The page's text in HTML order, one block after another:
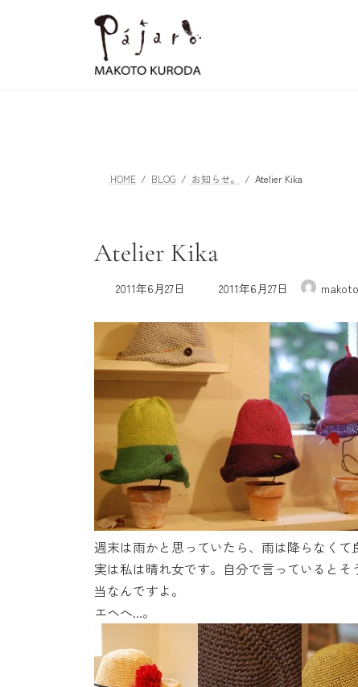
HOME BLOG お知らせ。 Atelier Kika
Atelier Kika
2011年6月27日
最
2011年6月27日 makoto
週末は雨かと思っていたら、雨は降らなく
実は私は晴れ女です。自分で言っていると
当なんですよ。
エヘへ...。